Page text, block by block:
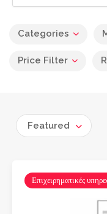
Categories
Price Filter
Featured
Επιχειρηματικές